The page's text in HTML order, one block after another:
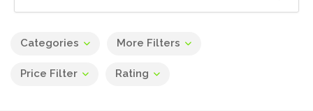
Categories More Filters
Price Filter Rating